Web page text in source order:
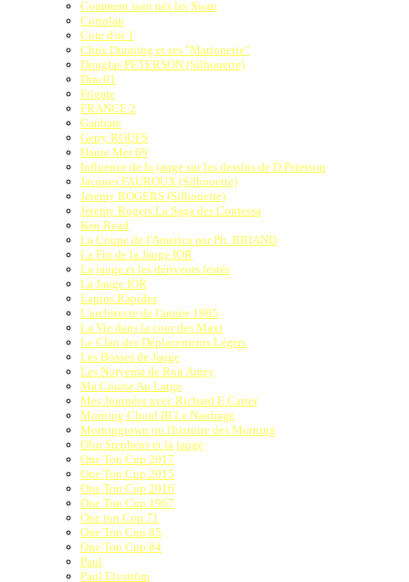
Comment sont nés les Swan
Coriolan
Cote d'or 1
Chris Dunning et ses "Marionette"
Douglas PETERSON (Silhouette)
Drac01
Frigate
FRANCE 2
Ganbare
Gerry ROUFS
Haute Mer 69
Influence de la jauge sur les dessins de D.Peterson
Jacques FAUROUX (Silhouette)
Jeremy ROGERS (Silhouette)
Jeremy Rogers La Saga des Contessa
Ken Read
La Coupe de l'America par Ph. BRIAND
La Fin de la Jauge IOR
La jauge et les dériveurs lestés
La Jauge IOR
Lapins Rapides
L'architecte de l'année 1985
La Vie dans la cour des Maxi
Le Clan des Déplacements Légers
Les Bosses de Jauge
Les Noryema de Ron Amey
Ma Course Au Large
Mes Journées avec Richard E.Carter
Morning Cloud III Le Naufrage
Morningtown ou l'histoire des Morning
Olin Stephens et la jauge
One Ton Cup 2017
One Ton Cup 2015
One Ton Cup 2016
One Ton Cup 1967
One ton Cup 71
One Ton Cup 85
One Ton Cup 84
Paul
Paul Elvström